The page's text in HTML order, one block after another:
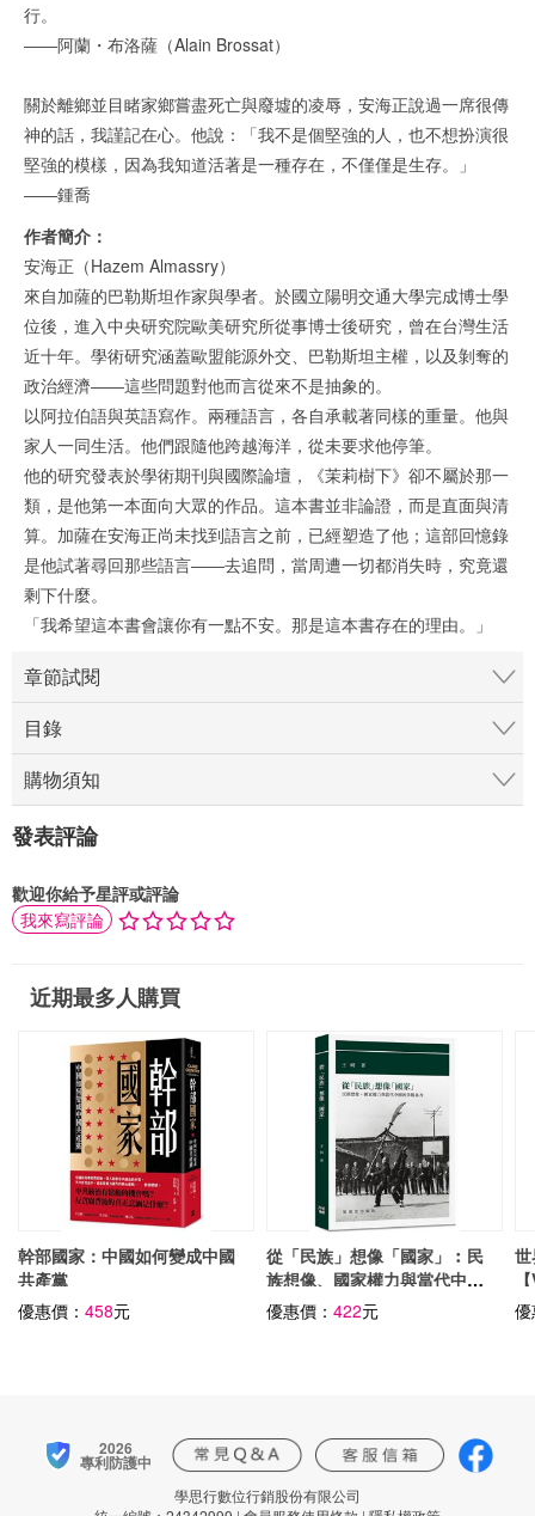
行。
――阿蘭・布洛薩（Alain Brossat）
關於離鄉並目睹家鄉嘗盡死亡與廢墟的凌辱，安海正說過一席很傳
神的話，我謹記在心。他說：「我不是個堅強的人，也不想扮演很
堅強的模樣，因為我知道活著是一種存在，不僅僅是生存。」
――鍾喬
作者簡介：
安海正（Hazem Almassry）
來自加薩的巴勒斯坦作家與學者。於國立陽明交通大學完成博士學
位後，進入中央研究院歐美研究所從事博士後研究，曾在台灣生活
近十年。學術研究涵蓋歐盟能源外交、巴勒斯坦主權，以及剝奪的
政治經濟――這些問題對他而言從來不是抽象的。
以阿拉伯語與英語寫作。兩種語言，各自承載著同樣的重量。他與
家人一同生活。他們跟隨他跨越海洋，從未要求他停筆。
他的研究發表於學術期刊與國際論壇，《茉莉樹下》卻不屬於那一
類，是他第一本面向大眾的作品。這本書並非論證，而是直面與清
算。加薩在安海正尚未找到語言之前，已經塑造了他；這部回憶錄
是他試著尋回那些語言――去追問，當周遭一切都消失時，究竟還
剩下什麼。
「我希望這本書會讓你有一點不安。那是這本書存在的理由。」
章節試閱
目錄
購物須知
發表評論
歡迎你給予星評或評論
我來寫評論
近期最多人購買
幹部國家：中國如何變成中國
共產黨
優惠價： 458元
從「民族」想像「國家」︰民
族想像、國家權力與當代中國
的多數暴力
優惠價：422元
2026
專利防護中
學思行數位行銷股份有限公司